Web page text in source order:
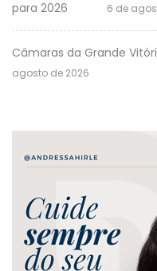
para 2026
6 de
Câmaras da Grande
agosto de 2026